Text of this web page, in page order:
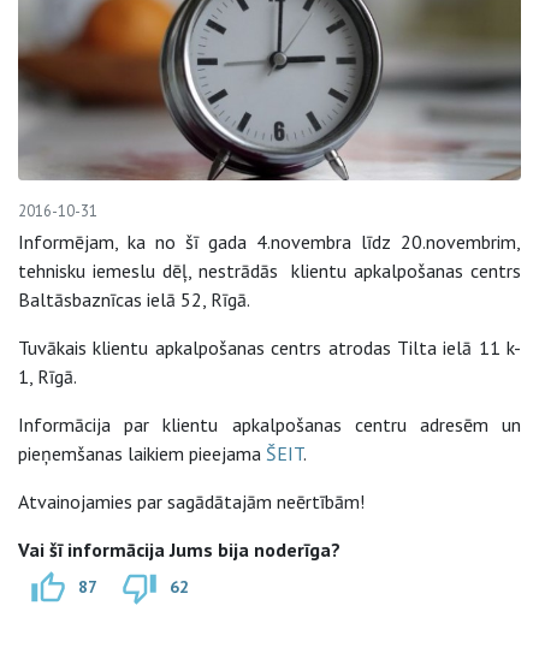
2016-10-31
Informējam, ka no šī gada 4.novembra līdz 20.novembrim,
tehnisku iemeslu dēļ, nestrādās klientu apkalpošanas centrs
Baltāsbaznīcas ielā 52, Rīgā.
Tuvākais klientu apkalpošanas centrs atrodas Tilta ielā 11 k-
1, Rīgā.
Informācija par klientu apkalpošanas centru adresēm un
pieņemšanas laikiem pieejama ŠEIT.
Atvainojamies par sagādātajām neērtībām!
Vai šī informācija Jums bija noderīga?
87 62